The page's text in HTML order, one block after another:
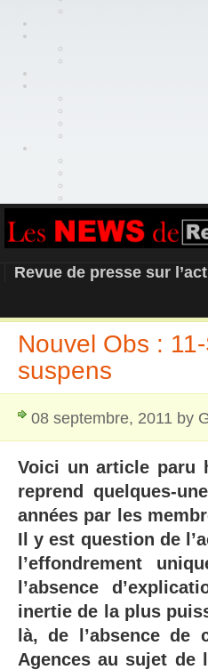
Revue de presse sur
Nouvel Obs :
suspens
08 septembre, 2011 by
Voici un article paru
reprend quelques-
années par les
Il y est question de
l’effondrement
l’absence
inertie de la plus
là, de l’absence de
Agences au sujet de